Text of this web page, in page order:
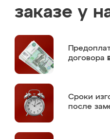
заказе у
договора
Сроки
после